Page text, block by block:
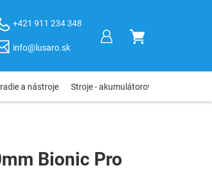
+421 911 234 348
info@lusaro.sk
NÁKUPNÝ
a nástroje Stroje - akumulátorové, elektro,
Bionic Pro